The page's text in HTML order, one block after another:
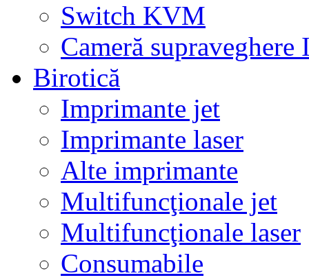
Switch KVM
Cameră supraveghere
Birotică
Imprimante jet
Imprimante laser
Alte imprimante
Multifuncţionale jet
Multifuncţionale laser
Consumabile